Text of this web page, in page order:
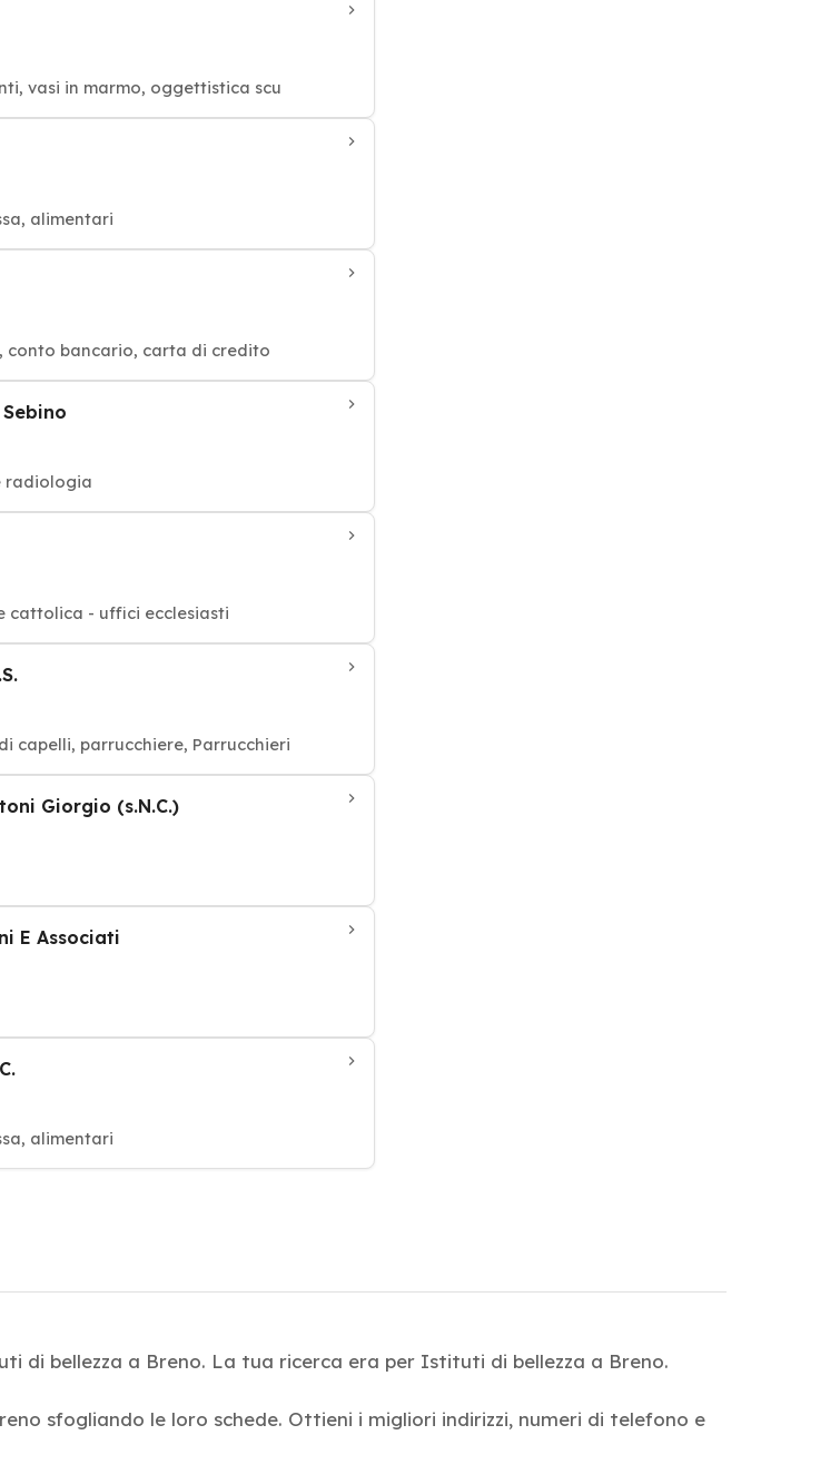
vasi in marmo, oggettistica scu
alimentari
conto bancario, carta di credito
radiologia
a Dio, Chiese cattolica - uffici ecclesiasti
capelli, parrucchiere, Parrucchieri
Giorgio (s.N.C.)
E Associati
alimentari
bellezza a Breno. La tua ricerca era per Istituti di bellezza a Breno.
sfogliando le loro schede. Ottieni i migliori indirizzi, numeri di telefono e